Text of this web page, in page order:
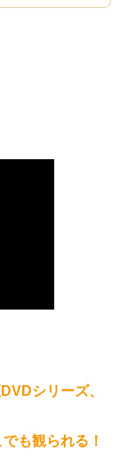
シリーズ、
も観られる！